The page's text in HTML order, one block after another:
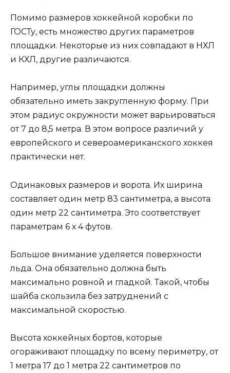
Помимо размеров хоккейной коробки по
ГОСТу, есть множество других параметров
площадки. Некоторые из них совпадают в НХЛ
и КХЛ, другие различаются.
Например, углы площадки должны
обязательно иметь закругленную форму. При
этом радиус окружности может варьироваться
от 7 до 8,5 метра. В этом вопросе различий у
европейского и североамериканского хоккея
практически нет.
Одинаковых размеров и ворота. Их ширина
составляет один метр 83 сантиметра, а высота
один метр 22 сантиметра. Это соответствует
параметрам 6 х 4 футов.
Большое внимание уделяется поверхности
льда. Она обязательно должна быть
максимально ровной и гладкой. Такой, чтобы
шайба скользила без затруднений с
максимальной скоростью.
Высота хоккейных бортов, которые
огораживают площадку по всему периметру, от
1 метра 17 до 1 метра 22 сантиметров по